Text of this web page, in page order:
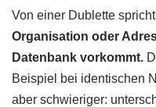
Von einer Dublette
Organisation oder
Datenbank vorkommt.
Beispiel bei identischen
aber schwieriger: